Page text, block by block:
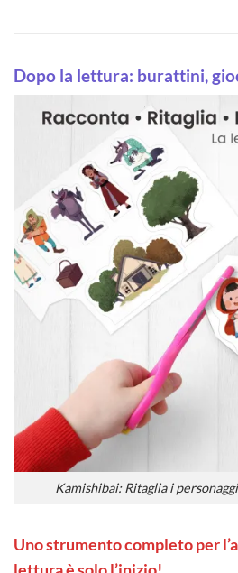
Dopo la lettura: burattini,
Kamishibai: Ritaglia i
Uno strumento completo per